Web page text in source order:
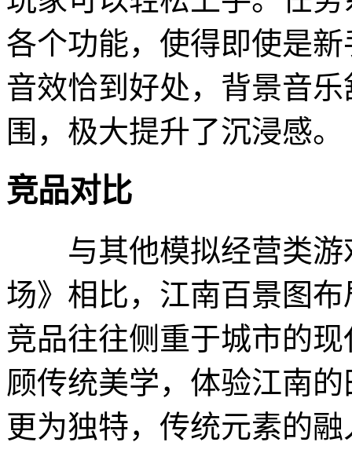
各个功能，使得即使是
音效恰到好处，背景音
围，极大提升了沉浸感。
竞品对比
与其他模拟经营类游
场》相比，江南百景图
竞品往往侧重于城市的
顾传统美学，体验江南
更为独特，传统元素的